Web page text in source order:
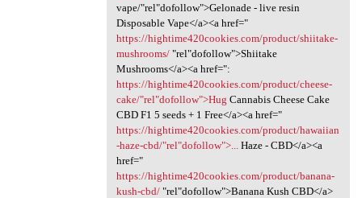
vape/"rel"dofollow">Gelonade - live resin
Disposable Vape</a><a href="
https://hightime420cookies.com/product/shiitake-
mushrooms/"rel"dofollow">Shiitake
Mushrooms</a><a href=":
https://hightime420cookies.com/product/cheese-
cake/"rel"dofollow">Hug Cannabis Cheese Cake
CBD F1 5 seeds + 1 Free</a><a href="
https://hightime420cookies.com/product/hawaiian
-haze-cbd/"rel"dofollow">...
Haze - CBD</a><a
href="
https://hightime420cookies.com/product/banana-
kush-cbd/"rel"dofollow">Banana Kush CBD</a>